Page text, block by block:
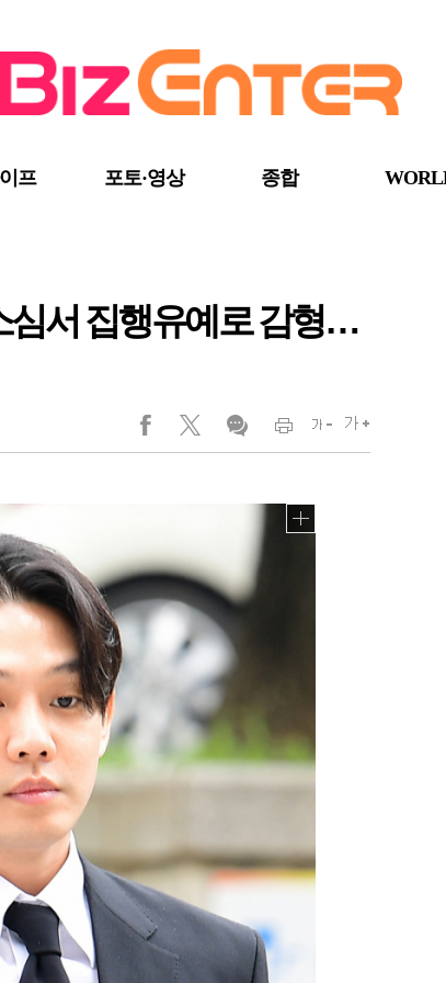
프 포토·영상 종합
심서 집행유예로 감형…